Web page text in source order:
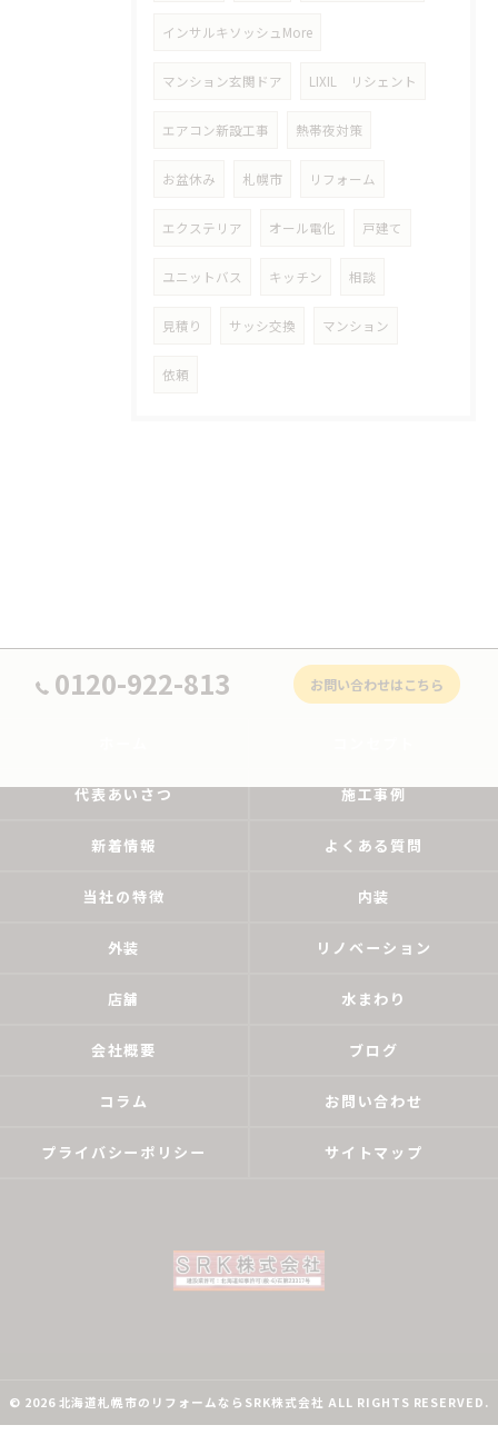
インサルキソッシュMore
マンション玄関ドア LIXIL リシェント
エアコン新設工事 熱帯夜対策
お盆休み 札幌市 リフォーム
エクステリア オール電化 戸建て
ユニットバス キッチン 相談
見積り サッシ交換 マンション
依頼
0120-922-813 お問い合わせはこちら
代表あいさつ 施工事例
新着情報 よくある質問
当社の特徴 内装
外装 リノベーション
店舗 水まわり
会社概要 ブログ
コラム お問い合わせ
プライバシーポリシー サイトマップ
© 2026 北海道札幌市のリフォームならSRK株式会社 ALL RIGHTS RESERVED.